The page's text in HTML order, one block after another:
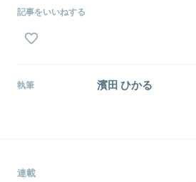
記事をいいねする
執筆 濱田 ひかる
連載